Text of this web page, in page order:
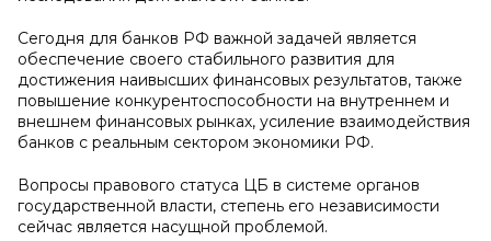
Сегодня для банков РФ важной задачей является
обеспечение своего стабильного развития для
достижения наивысших финансовых результатов, также
повышение конкурентоспособности на внутреннем и
внешнем финансовых рынках, усиление взаимодействия
банков с реальным сектором экономики РФ.
Вопросы правового статуса ЦБ в системе органов
государственной власти, степень его независимости
сейчас является насущной проблемой.